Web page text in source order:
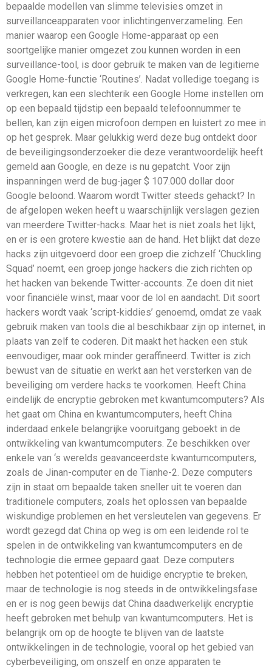
bepaalde modellen van slimme televisies omzet in
surveillanceapparaten voor inlichtingenverzameling. Een
manier waarop een Google Home-apparaat op een
soortgelijke manier omgezet zou kunnen worden in een
surveillance-tool, is door gebruik te maken van de legitieme
Google Home-functie ‘Routines’. Nadat volledige toegang is
verkregen, kan een slechterik een Google Home instellen om
op een bepaald tijdstip een bepaald telefoonnummer te
bellen, kan zijn eigen microfoon dempen en luistert zo mee in
op het gesprek. Maar gelukkig werd deze bug ontdekt door
de beveiligingsonderzoeker die deze verantwoordelijk heeft
gemeld aan Google, en deze is nu gepatcht. Voor zijn
inspanningen werd de bug-jager $ 107.000 dollar door
Google beloond. Waarom wordt Twitter steeds gehackt? In
de afgelopen weken heeft u waarschijnlijk verslagen gezien
van meerdere Twitter-hacks. Maar het is niet zoals het lijkt,
en er is een grotere kwestie aan de hand. Het blijkt dat deze
hacks zijn uitgevoerd door een groep die zichzelf ‘Chuckling
Squad’ noemt, een groep jonge hackers die zich richten op
het hacken van bekende Twitter-accounts. Ze doen dit niet
voor financiële winst, maar voor de lol en aandacht. Dit soort
hackers wordt vaak ‘script-kiddies’ genoemd, omdat ze vaak
gebruik maken van tools die al beschikbaar zijn op internet, in
plaats van zelf te coderen. Dit maakt het hacken een stuk
eenvoudiger, maar ook minder geraffineerd. Twitter is zich
bewust van de situatie en werkt aan het versterken van de
beveiliging om verdere hacks te voorkomen. Heeft China
eindelijk de encryptie gebroken met kwantumcomputers? Als
het gaat om China en kwantumcomputers, heeft China
inderdaad enkele belangrijke vooruitgang geboekt in de
ontwikkeling van kwantumcomputers. Ze beschikken over
enkele van ‘s werelds geavanceerdste kwantumcomputers,
zoals de Jinan-computer en de Tianhe-2. Deze computers
zijn in staat om bepaalde taken sneller uit te voeren dan
traditionele computers, zoals het oplossen van bepaalde
wiskundige problemen en het versleutelen van gegevens. Er
wordt gezegd dat China op weg is om een ​​leidende rol te
spelen in de ontwikkeling van kwantumcomputers en de
technologie die ermee gepaard gaat. Deze computers
hebben het potentieel om de huidige encryptie te breken,
maar de technologie is nog steeds in de ontwikkelingsfase
en er is nog geen bewijs dat China daadwerkelijk encryptie
heeft gebroken met behulp van kwantumcomputers. Het is
belangrijk om op de hoogte te blijven van de laatste
ontwikkelingen in de technologie, vooral op het gebied van
cyberbeveiliging, om onszelf en onze apparaten te